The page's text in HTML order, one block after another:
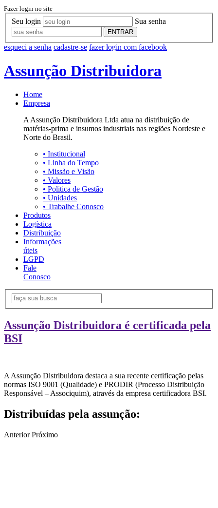
Fazer login no site
Seu login Sua senha
ENTRAR
esqueci a senha cadastre-se fazer login com facebook
Assunção Distribuidora
Home
Empresa
A Assunção Distribuidora Ltda atua na distribuição de
matérias-prima e insumos industriais nas regiões Nordeste e
Norte do Brasil.
• Institucional
• Linha do Tempo
• Missão e Visão
• Valores
• Politica de Gestão
• Unidades
• Trabalhe Conosco
Produtos
Logística
Distribuição
Informações
úteis
LGPD
Fale
Conosco
Assunção Distribuidora é certificada pela
BSI
A Assunção Distribuidora destaca a sua recente certificação pelas
normas ISO 9001 (Qualidade) e PRODIR (Processo Distribuição
Responsável – Associquim), através da empresa certificadora BSI.
Distribuídas pela assunção:
Anterior Próximo